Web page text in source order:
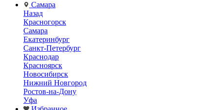
Самара
Назад
Красногорск
Самара
Екатеринбург
Санкт-Петербург
Краснодар
Красноярск
Новосибирск
Нижний Новгород
Ростов-на-Дону
Уфа